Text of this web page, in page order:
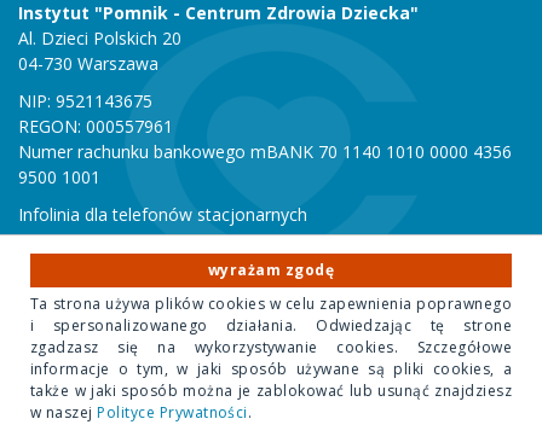
Instytut "Pomnik - Centrum Zdrowia Dziecka"
Al. Dzieci Polskich 20
04-730 Warszawa
NIP: 9521143675
REGON: 000557961
Numer rachunku bankowego mBANK 70 1140 1010 0000 4356
9500 1001
Infolinia dla telefonów stacjonarnych
801 051 000
Infolinia dla telefonów komórkowych
22 815 10 00
Copyright 2020 Instytut "Pomnik Centrum Zdrowia Dziecka"
Design Park
- projektowanie stron internetowych
wyrażam zgodę
Ta strona używa plików cookies w celu zapewnienia poprawnego
i spersonalizowanego działania. Odwiedzając tę strone
zgadzasz się na wykorzystywanie cookies. Szczegółowe
informacje o tym, w jaki sposób używane są pliki cookies, a
także w jaki sposób można je zablokować lub usunąć znajdziesz
w naszejPolityce Prywatności.